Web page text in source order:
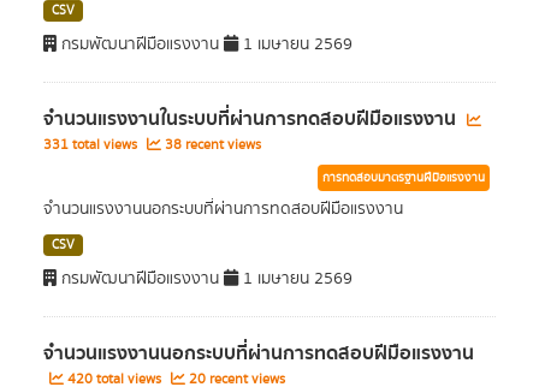
CSV
กรมพัฒนาฝีมือแรงงาน 1 เมษายน 2569
จำนวนแรงงานในระบบที่ผ่านการทดสอบฝีมือแรงงาน
331 total views 38 recent views
การทดสอบมาตรฐานฝีมือแรงงาน
จำนวนแรงงานนอกระบบที่ผ่านการทดสอบฝีมือแรงงาน
CSV
กรมพัฒนาฝีมือแรงงาน 1 เมษายน 2569
จำนวนแรงงานนอกระบบที่ผ่านการทดสอบฝีมือแรงงาน
420 total views 20 recent views